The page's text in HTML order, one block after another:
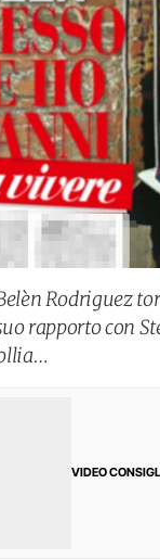
Rodriguez
rapporto con
VIDEO